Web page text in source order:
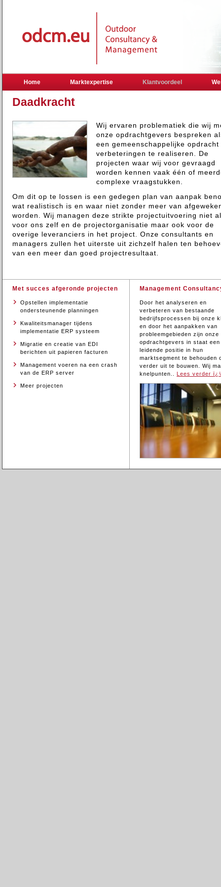
Home Marktexpertise Klantvoordeel
Daadkracht
Wij ervaren problematiek die wij
onze opdrachtgevers bespreken
een gemeenschappelijke opdracht
verbeteringen te realiseren. De
projecten waar wij voor gevraagd
worden kennen vaak één of
complexe vraagstukken.
Om dit op te lossen is een gedegen plan van aanpak
wat realistisch is en waar niet zonder meer van
worden. Wij managen deze strikte projectuitvoering niet
voor ons zelf en de projectorganisatie maar ook voor de
overige leveranciers in het project. Onze consultants en
managers zullen het uiterste uit zichzelf halen ten
van een meer dan goed projectresultaat.
Met succes afgeronde projecten
Opstellen implementatie
ondersteunende planningen
Kwaliteitsmanager tijdens
implementatie ERP systeem
Migratie en creatie van EDI
berichten uit papieren facturen
Management voeren na een crash
van de ERP server
Meer projecten
Management
Door het analyseren en
verbeteren van bestaande
bedrijfsprocessen bij onze
en door het aanpakken van
probleemgebieden zijn onze
opdrachtgevers in staat een
leidende positie in hun
marktsegment te behouden
verder uit te bouwen. Wij
knelpunten.. Lees verder